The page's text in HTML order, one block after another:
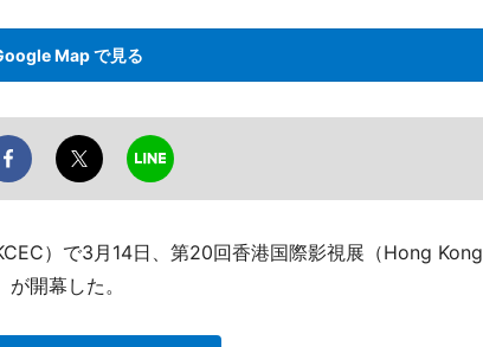
Map で見る
）で3月14日、第20回香港国際影視展（Hong Kong
開幕した。